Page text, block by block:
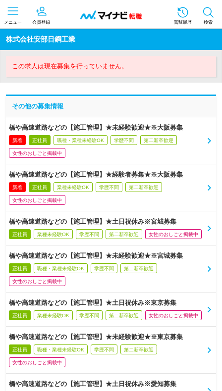
メニュー 会員登録 閲覧履歴 検索
株式会社安部日鋼工業
この求人は現在募集を行っていません。
その他の募集情報
橋や高速道路などの【施工管理】★未経験歓迎★※大阪募集
新着 正社員 職種・業種未経験OK 学歴不問 第二新卒歓迎
女性のおしごと掲載中
橋や高速道路などの【施工管理】★経験者募集★※大阪募集
新着 正社員 業種未経験OK 学歴不問 第二新卒歓迎
女性のおしごと掲載中
橋や高速道路などの【施工管理】★土日祝休み※宮城募集
正社員 業種未経験OK 学歴不問 第二新卒歓迎 女性のおしごと掲載中
橋や高速道路などの【施工管理】★未経験歓迎★※宮城募集
正社員 職種・業種未経験OK 学歴不問 第二新卒歓迎
女性のおしごと掲載中
橋や高速道路などの【施工管理】★土日祝休み※東京募集
正社員 業種未経験OK 学歴不問 第二新卒歓迎 女性のおしごと掲載中
橋や高速道路などの【施工管理】★未経験歓迎★※東京募集
正社員 職種・業種未経験OK 学歴不問 第二新卒歓迎
女性のおしごと掲載中
橋や高速道路などの【施工管理】★土日祝休み※愛知募集